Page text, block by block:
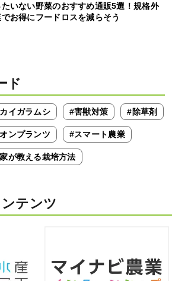
たいない野菜のおすすめ通販5選！規格外
でお得にフードロスを減らそう
ド
イガラムシ #害獣対策 #除草剤
ンプランツ #スマート農業
が教える栽培方法
テンツ